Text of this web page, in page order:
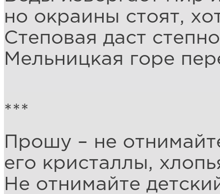
но окраины стоят,
Степовая даст
Мельницкая горе
***
Прошу – не
его кристаллы,
Не отнимайте